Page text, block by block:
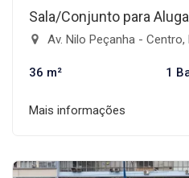
Sala/Conjunto para
Av. Nilo Peçanha -
36 m² 1
Mais informações